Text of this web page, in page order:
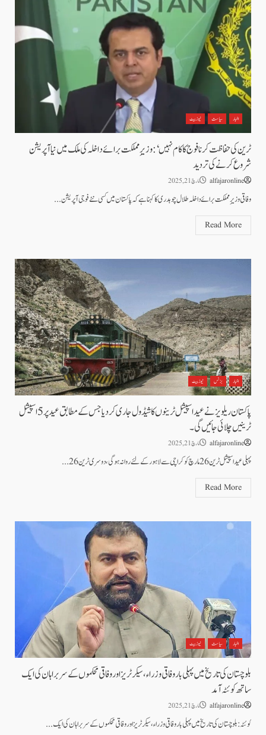
اخبار سیاست نیوز بیٹ
ٹرین کی حفاظت کرنا فوج کا کام نہیں‘: وزیرِ مملکت برائے داخلہ کی ملک میں نیا آپریشن
شروع کرنے کی تردید
alfajaronline مارچ 21, 2025
وفاقی وزیرِ مملکت برائے داخلہ طلال چوہدری کا کہنا ہے کہ پاکستان میں کسی نئے فوجی آپریشن...
Read More
اخبار بزنس نیوز بیٹ
پاکستان ریلویز نے عید اسپیشل ٹرینوں کا شیڈول جاری کر دیا جس کے مطابق عید پر 5 اسپیشل
ٹرینیں چلائی جائیں گی۔
alfajaronline مارچ 21, 2025
پہلی عید اسپیشل ٹرین 26 مارچ کو کراچی سے لاہور کے لئے روانہ ہو گی،دوسری ٹرین 26...
Read More
اخبار سیاست نیوز بیٹ
بلوچستان کی تاریخ میں پہلی بار وفاقی وزراء، سیکرٹریز اور وفاقی محکموں کے سربراہان کی ایک
ساتھ کوئٹہ آمد
alfajaronline مارچ 21, 2025
کوئٹہ: بلوچستان کی تاریخ میں پہلی بار وفاقی وزراء، سیکرٹریز اور وفاقی محکموں کے سربراہان کی ایک...